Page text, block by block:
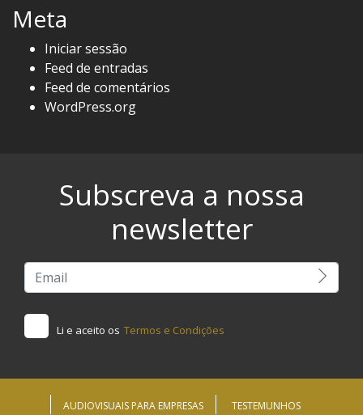
Meta
Iniciar sessão
Feed de entradas
Feed de comentários
WordPress.org
Subscreva a nossa
newsletter
Li e aceito os Termos e Condições
AUDIOVISUAIS PARA EMPRESAS TESTEMUNHOS